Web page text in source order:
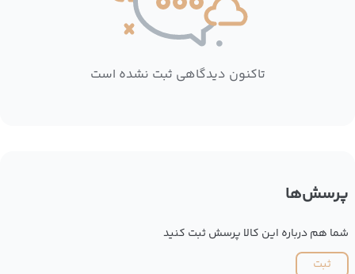
تاکنون دیدگاهی ثبت نشده است
پرسش‌ها
شما هم درباره این کالا پرسش ثبت کنید
ثبت